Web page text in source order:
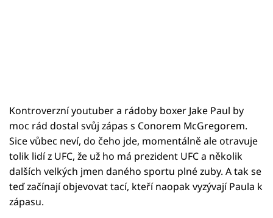
Kontroverzní youtuber a rádoby boxer Jake Paul by
moc rád dostal svůj zápas s Conorem McGregorem.
Sice vůbec neví, do čeho jde, momentálně ale otravuje
tolik lidí z UFC, že už ho má prezident UFC a několik
dalších velkých jmen daného sportu plné zuby. A tak se
teď začínají objevovat tací, kteří naopak vyzývají Paula k
zápasu.